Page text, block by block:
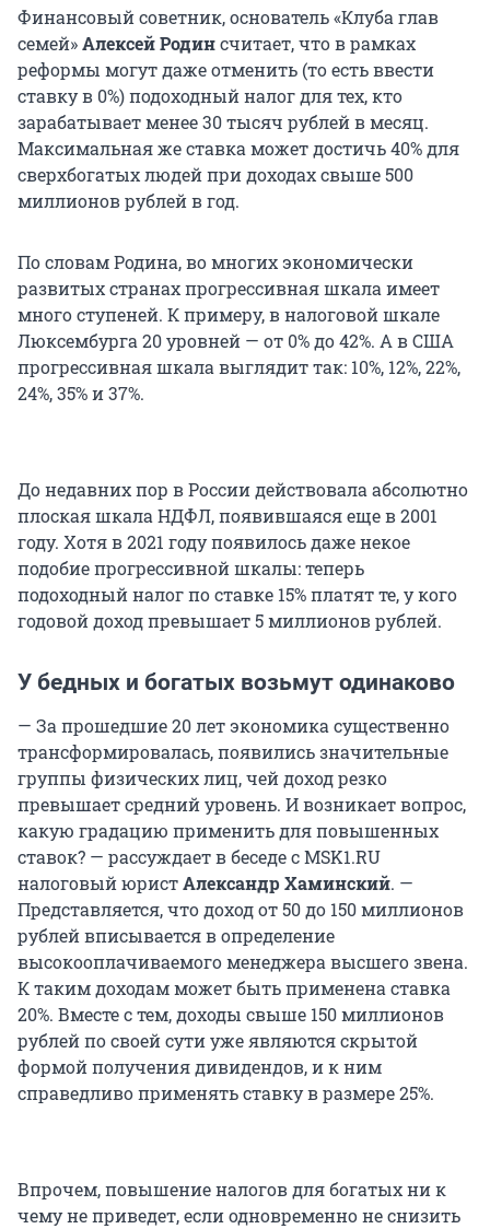
Финансовый советник, основатель «Клуба глав
семей»Алексей Родинсчитает, что в рамках
реформы могут даже отменить (то есть ввести
ставку в 0%) подоходный налог для тех, кто
зарабатывает менее 30 тысяч рублей в месяц.
Максимальная же ставка может достичь 40% для
сверхбогатых людей при доходах свыше 500
миллионов рублей в год.
По словам Родина, во многих экономически
развитых странах прогрессивная шкала имеет
много ступеней. К примеру, в налоговой шкале
Люксембурга 20 уровней — от 0% до 42%. А в США
прогрессивная шкала выглядит так: 10%, 12%, 22%,
24%, 35% и 37%.
До недавних пор в России действовала абсолютно
плоская шкала НДФЛ, появившаяся еще в 2001
году. Хотя в 2021 году появилось даже некое
подобие прогрессивной шкалы: теперь
подоходный налог по ставке 15% платят те, у кого
годовой доход превышает 5 миллионов рублей.
У бедных и богатых возьмут одинаково
— За прошедшие 20 лет экономика существенно
трансформировалась, появились значительные
группы физических лиц, чей доход резко
превышает средний уровень. И возникает вопрос,
какую градацию применить для повышенных
ставок? — рассуждает в беседе с MSK1.RU
налоговый юристАлександр Хаминский. —
Представляется, что доход от 50 до 150 миллионов
рублей вписывается в определение
высокооплачиваемого менеджера высшего звена.
К таким доходам может быть применена ставка
20%. Вместе с тем, доходы свыше 150 миллионов
рублей по своей сути уже являются скрытой
формой получения дивидендов, и к ним
справедливо применять ставку в размере 25%.
Впрочем, повышение налогов для богатых ни к
чему не приведет, если одновременно не снизить